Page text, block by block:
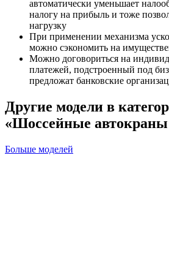
автоматически уменьшает
налогу на прибыль и тоже
нагрузку
При применении механизма
можно сэкономить на
Можно договориться на
платежей, подстроенный под
предложат банковские
Другие модели в
«Шоссейные
Больше моделей